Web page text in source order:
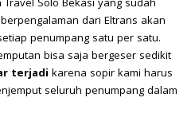
Solo Bekasi yang sudah
dari Eltrans akan
penumpang satu per satu.
bisa saja bergeser sedikit
terjadi karena sopir kami harus
seluruh penumpang dalam